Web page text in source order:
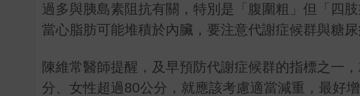
過多與胰島素阻抗有關，特別是「腹圍粗」但「四
當心脂肪可能堆積於內臟，要注意代謝症候群與糖尿
陳維常醫師提醒，及早預防代謝症候群的指標之一
分、女性超過80公分，就應該考慮適當減重，最好